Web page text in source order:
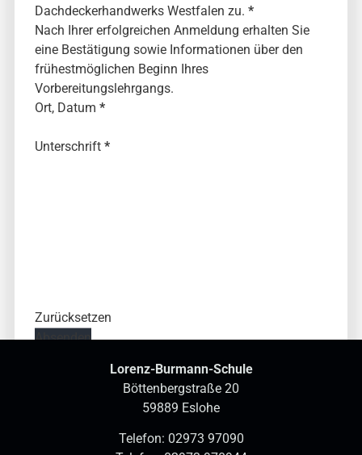
Dachdeckerhandwerks Westfalen zu. *
Nach Ihrer erfolgreichen Anmeldung erhalten Sie
eine Bestätigung sowie Informationen über den
frühestmöglichen Beginn Ihres
Vorbereitungslehrgangs.
Ort, Datum *
Unterschrift *
Zurücksetzen
Absenden
Lorenz-Burmann-Schule
Böttenbergstraße 20
59889 Eslohe
Telefon: 02973 97090